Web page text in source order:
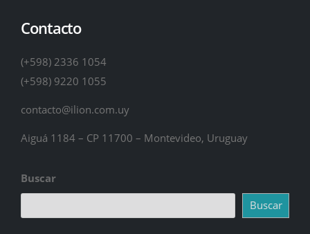
Contacto
(+598) 2336 1054
(+598) 9220 1055
contacto@ilion.com.uy
Aiguá 1184 – CP 11700 – Montevideo, Uruguay
Buscar
Buscar